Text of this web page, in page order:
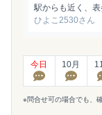
駅からも近く、表
ひよこ2530さん
今日 10月
※問合せ可の場合でも、